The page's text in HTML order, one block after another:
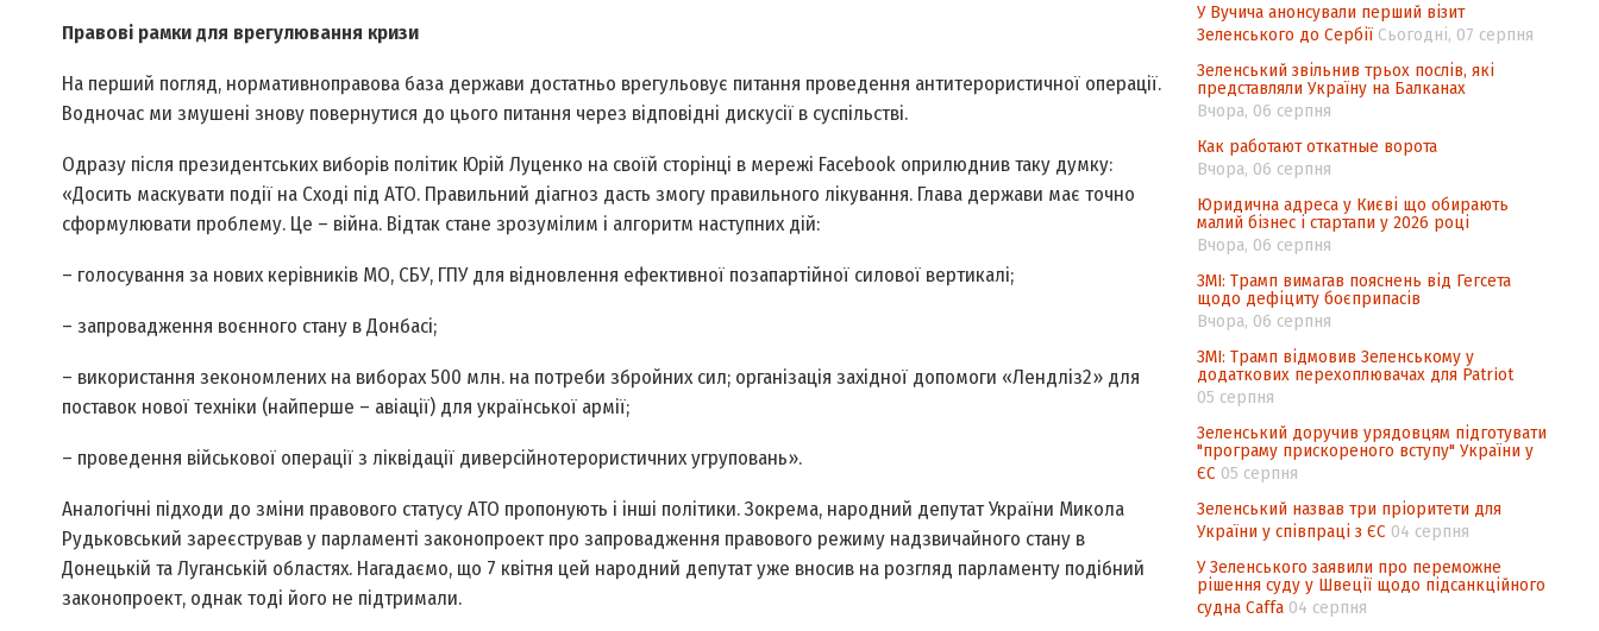
Правові рамки для врегулювання кризи
На перший погляд, нормативно­правова база держави достатньо врегульовує питання проведення антитерористичної операції.
Водночас ми змушені знову повернутися до цього питання через відповідні дискусії в суспільстві.
Одразу після президентських виборів політик Юрій Луценко на своїй сторінці в мережі Facebook оприлюднив таку думку:
«Досить маскувати події на Сході під АТО. Правильний діагноз дасть змогу правильного лікування. Глава держави має точно
сформулювати проб­лему. Це – війна. Відтак стане зрозумілим і алгоритм наступних дій:
– голосування за нових керівників МО, СБУ, ГПУ для відновлення ефективної позапартійної силової вертикалі;
– запровадження воєнного стану в Донбасі;
– використання зекономлених на виборах 500 млн. на потреби збройних сил; організація західної допомоги «Ленд­ліз­2» для
поставок нової техніки (найперше – авіації) для української армії;
– проведення військової операції з ліквідації диверсійно­терористичних угруповань».
Аналогічні підходи до зміни правового статусу АТО пропонують і інші політики. Зокрема, народний депутат України Микола
Рудьковський зареєстрував у парламенті законопроект про запровадження правового режиму надзвичайного стану в
Донецькій та Луганській областях. Нагадаємо, що 7 квітня цей народний депутат уже вносив на розгляд парламенту подібний
законопроект, однак тоді його не підтримали.
Угоди про торговельні аспекти прав
інтелектуальної власності (TRIPS) у
контексті євроінтеграції
Аналіз виборчого законодавства щодо
підрахунку голосів виборців
Інформаційна безпека суспільства
У Вучича анонсували перший візит
Зеленського до Сербії Сьогодні, 07 серпня
Зеленський звільнив трьох послів, які
представляли Україну на Балканах
Вчора, 06 серпня
Как работают откатные ворота
Вчора, 06 серпня
Юридична адреса у Києві що обирають
малий бізнес і стартапи у 2026 році
Вчора, 06 серпня
ЗМІ: Трамп вимагав пояснень від Гегсета
щодо дефіциту боєприпасів
Вчора, 06 серпня
ЗМІ: Трамп відмовив Зеленському у
додаткових перехоплювачах для Patriot
05 серпня
Зеленський доручив урядовцям підготувати
"програму прискореного вступу" України у
ЄС 05 серпня
Зеленський назвав три пріоритети для
України у співпраці з ЄС 04 серпня
У Зеленського заявили про переможне
рішення суду у Швеції щодо підсанкційного
судна Caffa 04 серпня